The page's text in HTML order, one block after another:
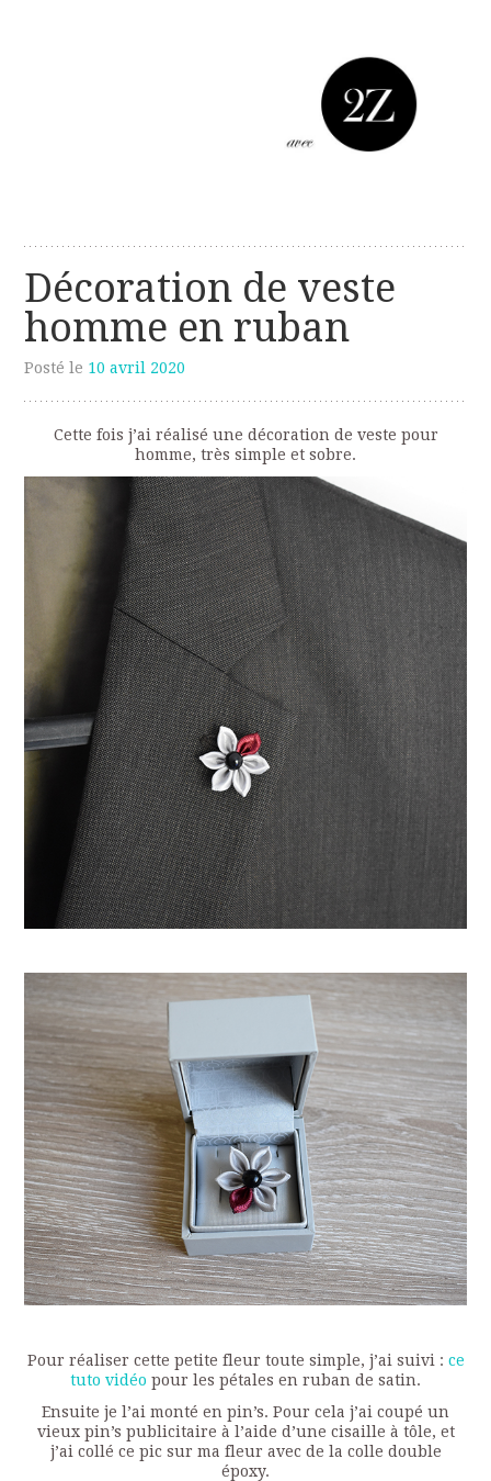
avec deux z
Décoration de veste
homme en ruban
Posté le 10 avril 2020
Cette fois j’ai réalisé une décoration de veste pour
homme, très simple et sobre.
Pour réaliser cette petite fleur toute simple, j’ai suivi : ce
tuto vidéo pour les pétales en ruban de satin.
Ensuite je l’ai monté en pin’s. Pour cela j’ai coupé un
vieux pin’s publicitaire à l’aide d’une cisaille à tôle, et
j’ai collé ce pic sur ma fleur avec de la colle double
époxy.